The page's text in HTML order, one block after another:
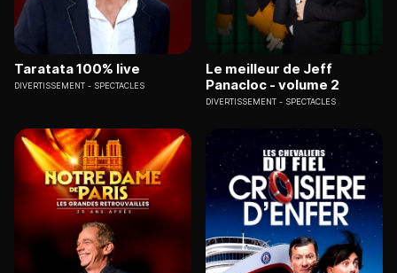
Taratata 100% live
DIVERTISSEMENT SPECTACLES
Le meilleur de Jeff
Panacloc - volume 2
DIVERTISSEMENT SPECTACLES